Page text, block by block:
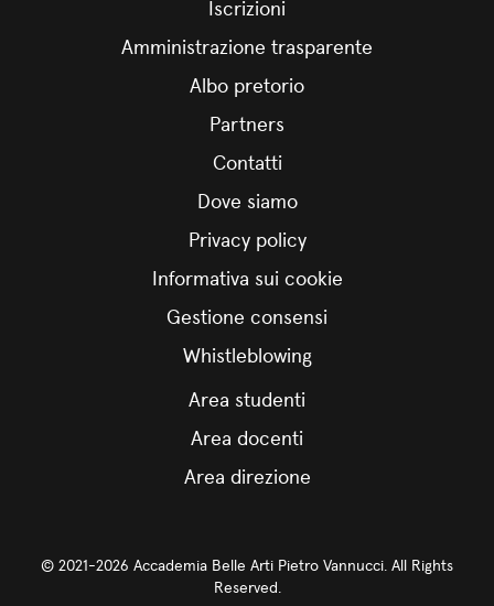
Iscrizioni
Amministrazione trasparente
Albo pretorio
Partners
Contatti
Dove siamo
Privacy policy
Informativa sui cookie
Gestione consensi
Whistleblowing
Area studenti
Area docenti
Area direzione
© 2021-2026 Accademia Belle Arti Pietro Vannucci. All Rights
Reserved.